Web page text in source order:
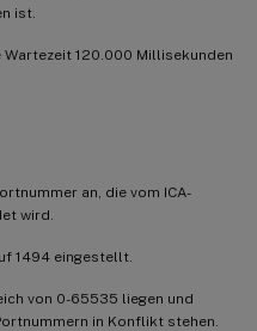
ist.
120.000 Millisekunden
an, die vom ICA-
wird.
1494 eingestellt.
von 0-65535 liegen und
in Konflikt stehen.